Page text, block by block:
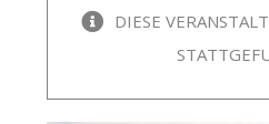
DIESE